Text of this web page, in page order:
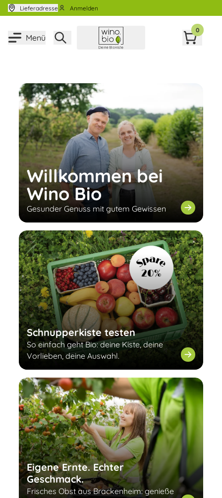
Zum Inhalt springen
Lieferadresse Anmelden
Menü
0
Willkommen bei
Wino Bio
Gesunder Genuss mit gutem Gewissen
Schnupperkiste testen
So einfach geht Bio: deine Kiste, deine
Vorlieben, deine Auswahl.
Eigene Ernte. Echter
Geschmack.
Frisches Obst aus Brackenheim: genieße